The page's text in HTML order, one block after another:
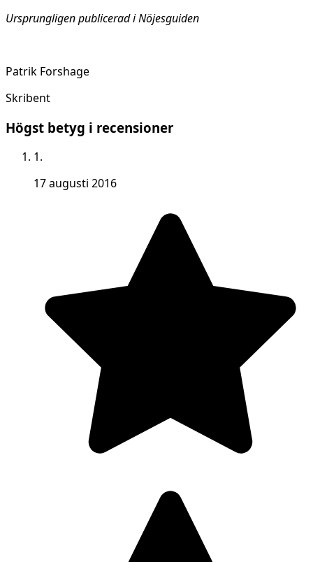
Ursprungligen publicerad i Nöjesguiden
Patrik Forshage
Skribent
Högst betyg i recensioner
1.
17 augusti 2016